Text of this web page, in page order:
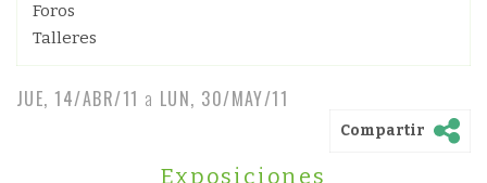
Foros
Talleres
JUE, 14/ABR/11 a LUN, 30/MAY/11
Compartir
Exposiciones